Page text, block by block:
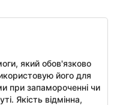
який обов'язково
його для
при запамороченні чи
Якість відмінна,